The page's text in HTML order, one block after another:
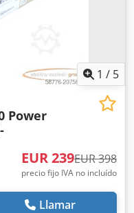
1 / 5
Power
EUR 239EUR 398
precio fijo IVA no incluído
Llamar